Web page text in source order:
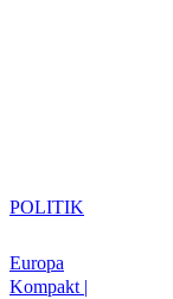
Europa
Kompakt |
POLITIK